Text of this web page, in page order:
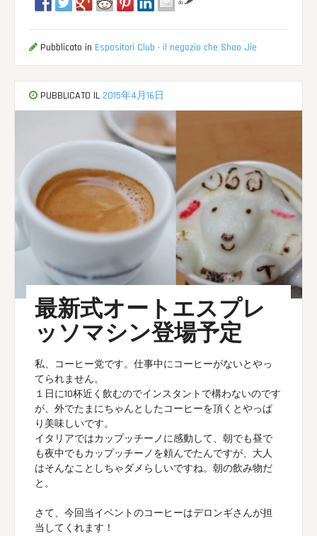
da
Pubblicato in Espositori Club · il negozio che Shao Jie
PUBBLICATO IL 2015年4月16日
最新式オートエスプレ
ッソマシン登場予定
私、コーヒー党です。仕事中にコーヒーがないとやっ
てられません。
１日に10杯近く飲むのでインスタントで構わないのです
が、外でたまにちゃんとしたコーヒーを頂くとやっぱ
り美味しいです。
イタリアではカップッチーノに感動して、朝でも昼で
も夜中でもカップッチーノを頼んでたんですが、大人
はそんなことしちゃダメらしいですね。朝の飲み物だ
と。
さて、今回当イベントのコーヒーはデロンギさんが担
当してくれます！